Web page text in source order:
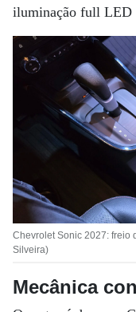
iluminação full LED
Chevrolet Sonic 2027: freio
Silveira)
Mecânica